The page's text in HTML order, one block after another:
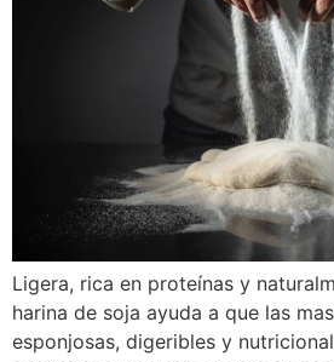
Ligera, rica en proteínas y
harina de soja ayuda a que las
esponjosas, digeribles y